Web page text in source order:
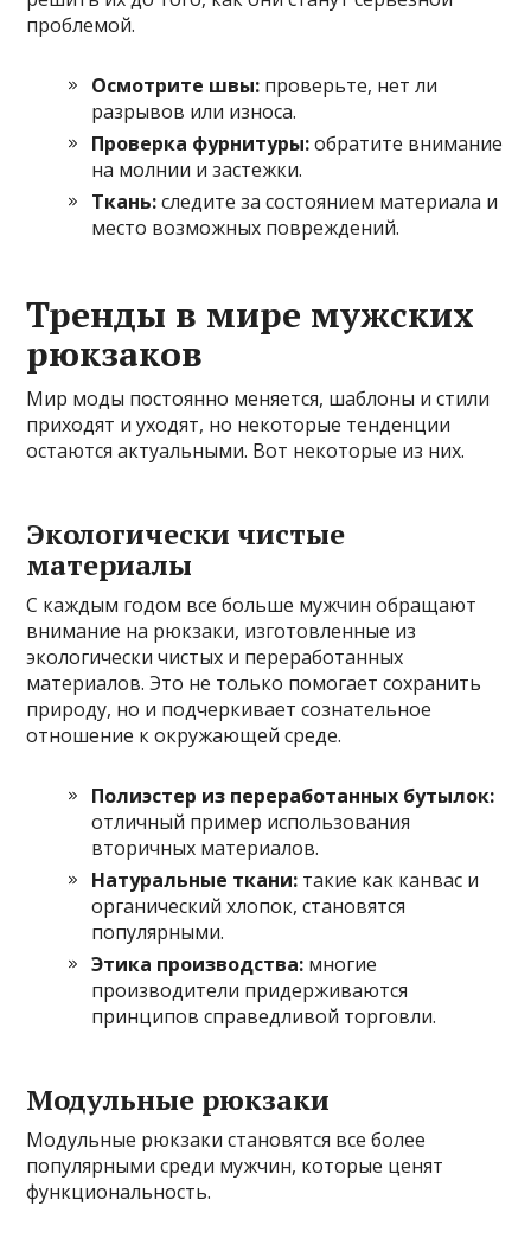
проблемой.
Осмотрите швы: проверьте, нет ли
разрывов или износа.
Проверка фурнитуры:обратите внимание
на молнии и застежки.
Ткань:следите за состоянием материала и
место возможных повреждений.
Тренды в мире мужских
рюкзаков
Мир моды постоянно меняется, шаблоны и стили
приходят и уходят, но некоторые тенденции
остаются актуальными. Вот некоторые из них.
Экологически чистые
материалы
С каждым годом все больше мужчин обращают
внимание на рюкзаки, изготовленные из
экологически чистых и переработанных
материалов. Это не только помогает сохранить
природу, но и подчеркивает сознательное
отношение к окружающей среде.
Полиэстер из переработанных бутылок:
отличный пример использования
вторичных материалов.
Натуральные ткани: такие как канвас и
органический хлопок, становятся
популярными.
Этика производства: многие
производители придерживаются
принципов справедливой торговли.
Модульные рюкзаки
Модульные рюкзаки становятся все более
популярными среди мужчин, которые ценят
функциональность.